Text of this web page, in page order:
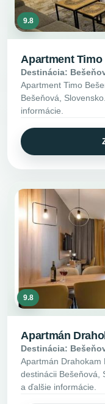
9.8
Apartment Timo
Destinácia:
Apartment Timo
Bešeňová,
informácie.
9.8
Apartmán
Destinácia:
Apartmán Drahokam
destinácii Bešeňová,
a ďalšie informácie.